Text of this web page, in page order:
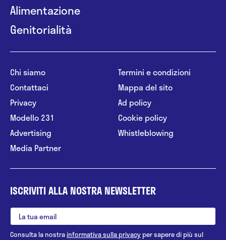
Alimentazione
Genitorialità
Chi siamo
Contattaci
Privacy
Modello 231
Advertising
Media Partner
Termini e condizioni
Mappa del sito
Ad policy
Cookie policy
Whistleblowing
ISCRIVITI ALLA NOSTRA NEWSLETTER
Consulta la nostrainformativa sulla privacy per sapere di più sul